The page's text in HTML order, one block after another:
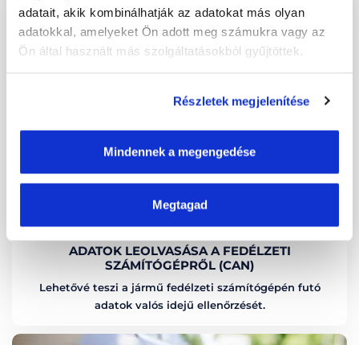
adatait, akik kombinálhatják az adatokat más olyan
adatokkal, amelyeket Ön adott meg számukra vagy az
Ön által használt más szolgáltatásokból gyűjtöttek.
Részletek megjelenítése
Mindennek a megengedése
Megtagad
ADATOK LEOLVASÁSA A FEDÉLZETI
SZÁMÍTÓGÉPRŐL (CAN)
Lehetővé teszi a jármű fedélzeti számítógépén futó
adatok valós idejű ellenőrzését.